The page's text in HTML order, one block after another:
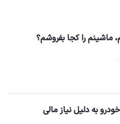
ماشینم را کجا بفروشم؟
به دلیل نیاز مالی